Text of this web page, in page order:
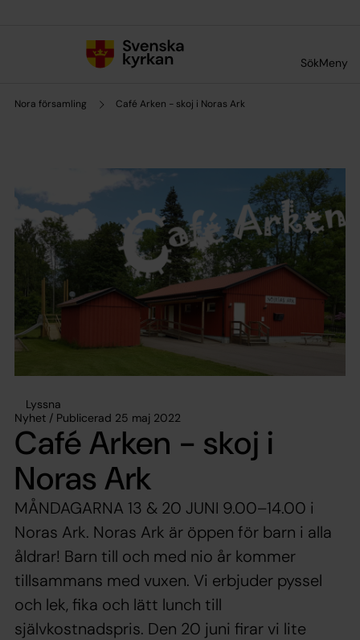
SökMeny
Nora församling Café Arken - skoj i Noras Ark
Lyssna
Nyhet / Publicerad 25 maj 2022
Café Arken - skoj i
Noras Ark
MÅNDAGARNA 13 & 20 JUNI 9.00–14.00 i
Noras Ark. Noras Ark är öppen för barn i alla
åldrar! Barn till och med nio år kommer
tillsammans med vuxen. Vi erbjuder pyssel
och lek, fika och lätt lunch till
självkostnadspris. Den 20 juni firar vi lite